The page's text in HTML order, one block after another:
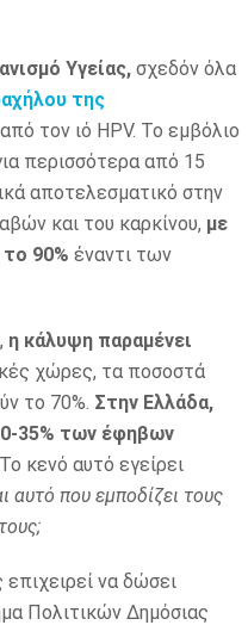
Υγείας, σχεδόν όλα
της
τον ιό HPV. Το εμβόλιο
περισσότερα από 15
αποτελεσματικό στην
και του καρκίνου, με
90% έναντι των
η κάλυψη παραμένει
χώρες, τα ποσοστά
το 70%. Στην Ελλάδα,
35% των έφηβων
Το κενό αυτό εγείρει
αυτό που εμποδίζει τους
να δώσει
Πολιτικών Δημόσιας